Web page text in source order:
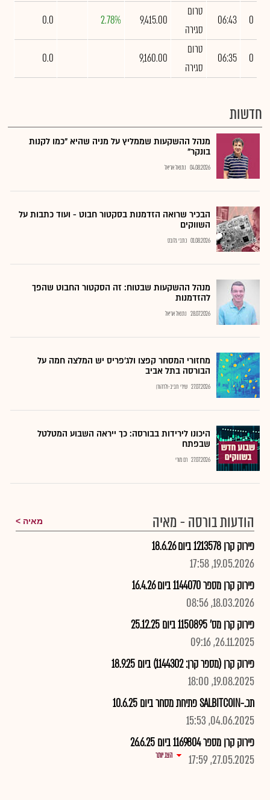
0
06:43
טרום
סגירה
9,415.00
2.78%
0.0
0
06:35
טרום
סגירה
9,160.00
0.0
חדשות
מנהל ההשקעות שממליץ על מניה שהיא "כמו לקנות
בונקר"
04.08.2026 נתנאל אריאל
הבכיר שרואה הזדמנות בסקטור חבוט - ועוד כתבות על
השווקים
01.08.2026 כתבי גלובס
מנהל ההשקעות שבטוח: זה הסקטור החבוט שהפך
להזדמנות
28.07.2026 נתנאל אריאל
מחזורי המסחר קפצו ולג'פריס יש המלצה חמה על
הבורסה בתל אביב
27.07.2026 שירי חביב-ולדהורן
היכונו לירידות בבורסה: כך ייראה השבוע המטלטל
שבפתח
27.07.2026 רם מורי
הודעות בורסה - מאיה מאיה
פירוק קרן 1213578 ביום 18.6.26
19.05.2026, 17:58
פירוק קרן מספר 1144070 ביום 16.4.26
18.03.2026, 08:56
פירוק קרן מס' 1150895 ביום 25.12.25
26.11.2025, 09:16
פירוק קרן (מספר קרן: 1144302) ביום 18.9.25
19.08.2025, 18:00
תכ.-SALBITCOIN פתיחת מסחר ביום 10.6.25
04.06.2025, 15:53
פירוק קרן מספר 1169804 ביום 26.6.25
27.05.2025, 17:59
הצג יותר